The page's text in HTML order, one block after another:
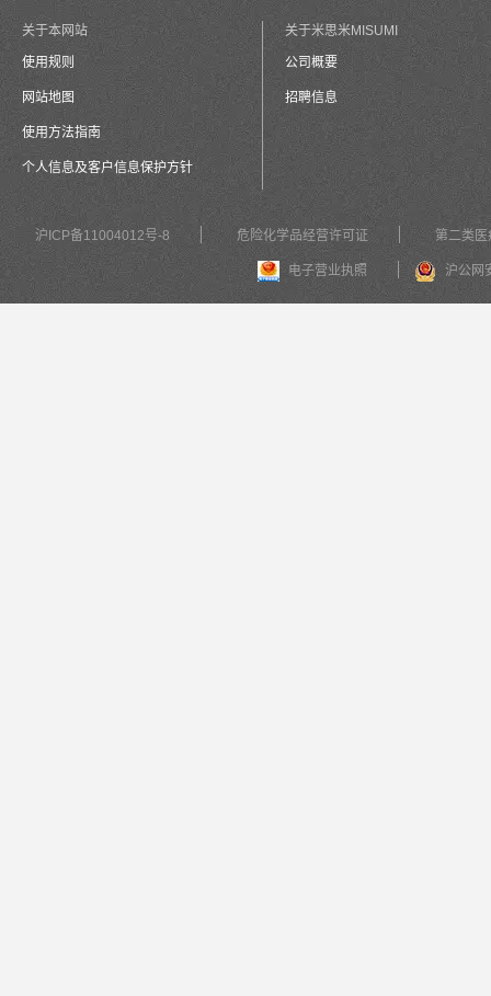
关于本网站
使用规则
网站地图
使用方法指南
个人信息及客户信息保护方针
关于米思米MISUMI
公司概要
招聘信息
沪ICP备11004012号-8 危险化学品经营许可证 第二类医
电子营业执照 沪公网